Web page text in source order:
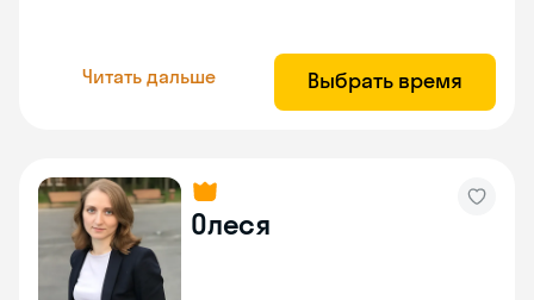
Читать дальше Выбрать время
Олеся